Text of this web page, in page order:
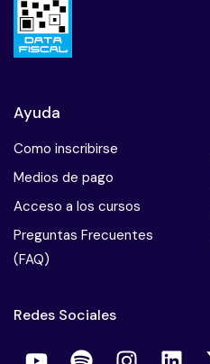
Ayuda
Como inscribirse
Medios de pago
Acceso a los cursos
Preguntas Frecuentes
(FAQ)
Redes Sociales